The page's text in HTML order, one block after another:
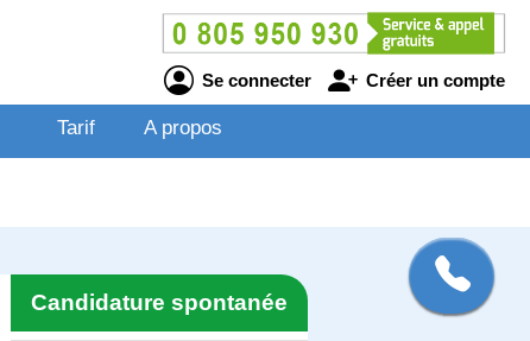
Se connecter Créer un compte
Tarif A propos
Candidature spontanée